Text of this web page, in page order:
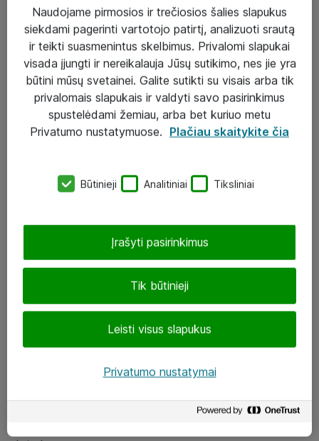
Paslaugos
Sprendimai
Įgyvendinti projektai
Atea ekspertų patarimai verslui
eShop@atea.lt
LinkedIn
Naudojame pirmosios ir trečiosios šalies slapukus
siekdami pagerinti vartotojo patirtį, analizuoti srautą
ir teikti suasmenintus skelbimus. Privalomi slapukai
visada įjungti ir nereikalauja Jūsų sutikimo, nes jie yra
būtini mūsų svetainei. Galite sutikti su visais arba tik
privalomais slapukais ir valdyti savo pasirinkimus
spustelėdami žemiau, arba bet kuriuo metu
Privatumo nustatymuose. Plačiau skaitykite čia
Būtinieji Analitiniai Tiksliniai
Tik būtinieji
Leisti visus slapukus
Įrašyti pasirinkimus
Privatumo nustatymai